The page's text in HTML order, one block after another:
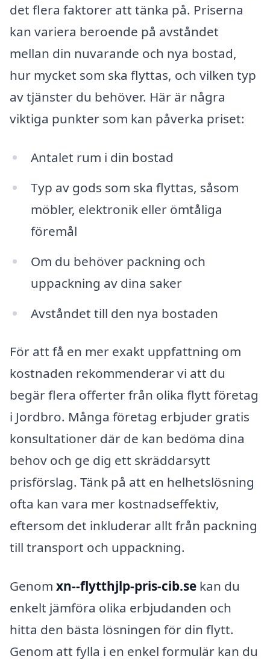
det flera faktorer att tänka på. Priserna
kan variera beroende på avståndet
mellan din nuvarande och nya bostad,
hur mycket som ska flyttas, och vilken typ
av tjänster du behöver. Här är några
viktiga punkter som kan påverka priset:
Antalet rum i din bostad
Typ av gods som ska flyttas, såsom
möbler, elektronik eller ömtåliga
föremål
Om du behöver packning och
uppackning av dina saker
Avståndet till den nya bostaden
För att få en mer exakt uppfattning om
kostnaden rekommenderar vi att du
begär flera offerter från olika flytt företag
i Jordbro. Många företag erbjuder gratis
konsultationer där de kan bedöma dina
behov och ge dig ett skräddarsytt
prisförslag. Tänk på att en helhetslösning
ofta kan vara mer kostnadseffektiv,
eftersom det inkluderar allt från packning
till transport och uppackning.
Genom xn--flytthjlp-pris-cib.se kan du
enkelt jämföra olika erbjudanden och
hitta den bästa lösningen för din flytt.
Genom att fylla i en enkel formulär kan du